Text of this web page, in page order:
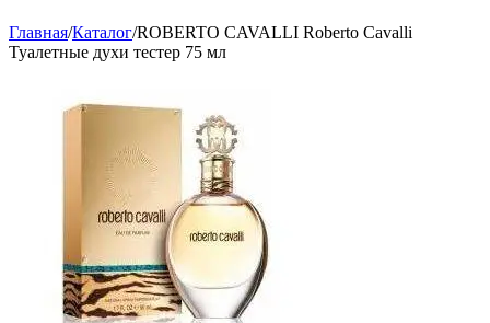
Главная/Каталог/ROBERTO CAVALLI Roberto Cavalli
Туалетные духи тестер 75 мл